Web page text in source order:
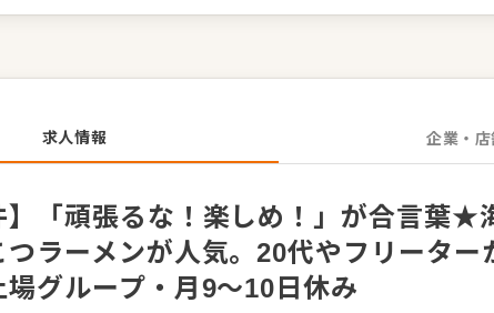
求人情報 企業・店
】「頑張るな！楽しめ！」が合言葉★
ラーメンが人気。20代やフリーター
グループ・月9～10日休み